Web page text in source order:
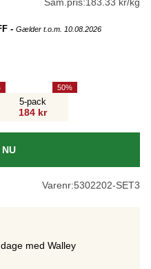
- Gælder t.o.m. 10.08.2026
5-pack
184 kr
50
Varenr:5302202-SET3
med Walley